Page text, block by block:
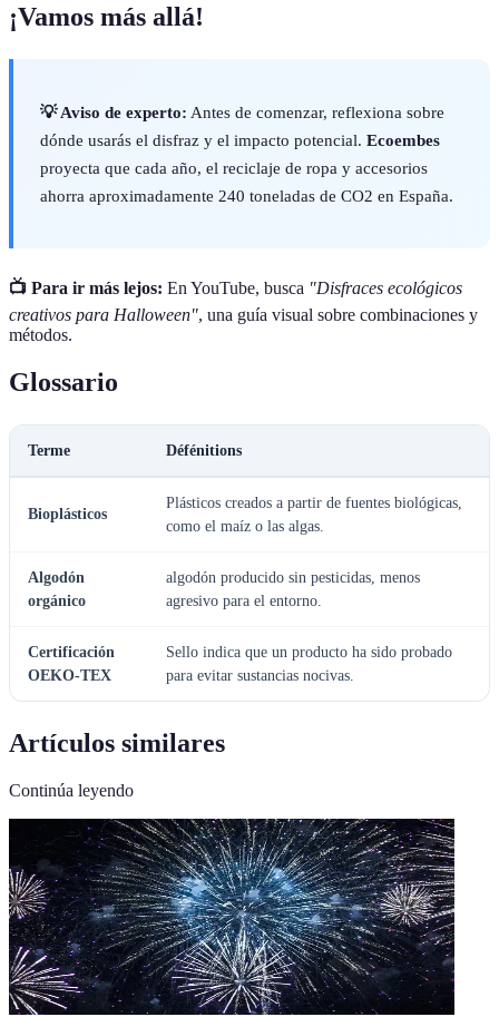
¡Vamos más allá!
💡 Aviso de experto: Antes de comenzar, reflexiona sobre
dónde usarás el disfraz y el impacto potencial. Ecoembes
proyecta que cada año, el reciclaje de ropa y accesorios
ahorra aproximadamente 240 toneladas de CO2 en España.
📺 Para ir más lejos: En YouTube, busca "Disfraces ecológicos
creativos para Halloween", una guía visual sobre combinaciones y
métodos.
Glossario
Terme Défénitions
Bioplásticos
Plásticos creados a partir de fuentes biológicas,
como el maíz o las algas.
Algodón
orgánico
algodón producido sin pesticidas, menos
agresivo para el entorno.
Certificación
OEKO-TEX
Sello indica que un producto ha sido probado
para evitar sustancias nocivas.
Artículos similares
Continúa leyendo